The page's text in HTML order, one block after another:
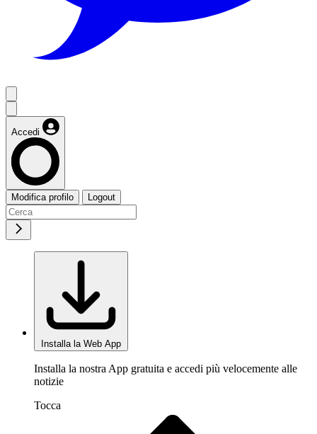
Accedi
Modifica profilo Logout
Installa la Web App
Installa la nostra App gratuita e accedi più velocemente alle
notizie
Tocca